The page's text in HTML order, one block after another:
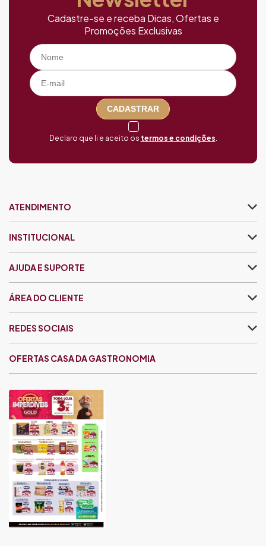
Cadastre-se e receba Dicas, Ofertas e
Promoções Exclusivas
CADASTRAR
Declaro que li e aceito os termos e condições
ATENDIMENTO
INSTITUCIONAL
AJUDA E SUPORTE
ÁREA DO CLIENTE
OFERTAS CASA DA GASTRONOMIA
REDES SOCIAIS